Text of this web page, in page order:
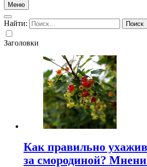
Меню
Найти:
Заголовки
Как правильно
за смородиной?